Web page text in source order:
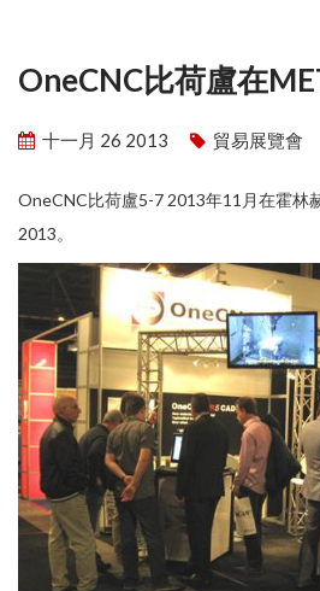
OneCNC比荷盧在
十一月 26 2013 貿易展覽會
OneCNC比荷盧5-7 2013年11月在霍林
2013。